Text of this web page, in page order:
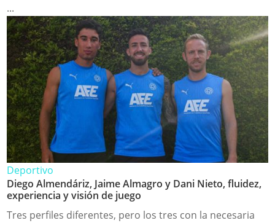
...
Deportivo
Diego Almendáriz, Jaime Almagro y Dani Nieto, fluidez,
experiencia y visión de juego
Tres perfiles diferentes, pero los tres con la necesaria